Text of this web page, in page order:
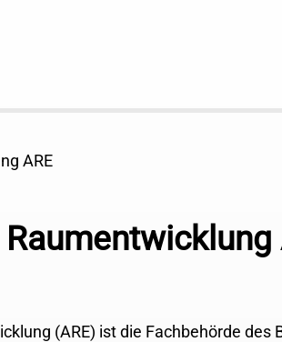
ARE
(ARE) ist die Fachbehörde des